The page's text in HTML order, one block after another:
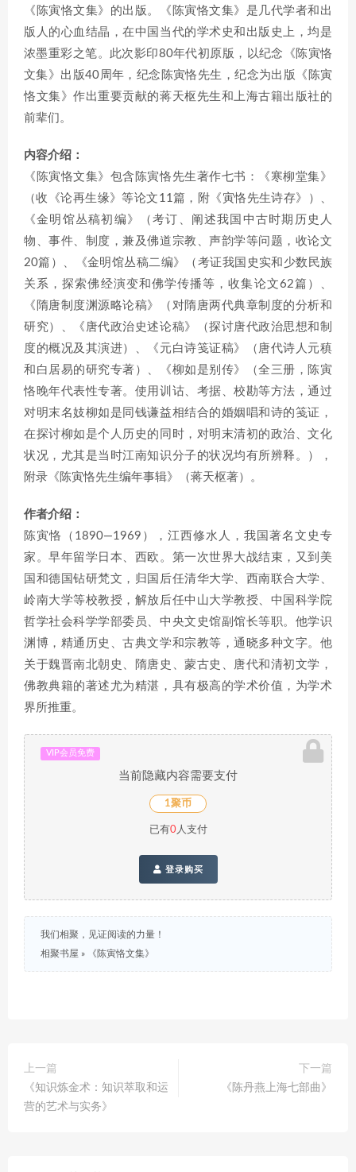
《陈寅恪文集》的出版。《陈寅恪文集》是几代学者和出
版人的心血结晶，在中国当代的学术史和出版史上，均是
浓墨重彩之笔。此次影印80年代初原版，以纪念《陈寅恪
文集》出版40周年，纪念陈寅恪先生，纪念为出版《陈寅
恪文集》作出重要贡献的蒋天枢先生和上海古籍出版社的
前辈们。
内容介绍：
《陈寅恪文集》包含陈寅恪先生著作七书：《寒柳堂集》
（收《论再生缘》等论文11篇，附《寅恪先生诗存》）、
《金明馆丛稿初编》（考订、阐述我国中古时期历史人
物、事件、制度，兼及佛道宗教、声韵学等问题，收论文
20篇）、《金明馆丛稿二编》（考证我国史实和少数民族
关系，探索佛经演变和佛学传播等，收集论文62篇）、
《隋唐制度渊源略论稿》（对隋唐两代典章制度的分析和
研究）、《唐代政治史述论稿》（探讨唐代政治思想和制
度的概况及其演进）、《元白诗笺证稿》（唐代诗人元稹
和白居易的研究专著）、《柳如是别传》（全三册，陈寅
恪晚年代表性专著。使用训诂、考据、校勘等方法，通过
对明末名妓柳如是同钱谦益相结合的婚姻唱和诗的笺证，
在探讨柳如是个人历史的同时，对明末清初的政治、文化
状况，尤其是当时江南知识分子的状况均有所辨释。），
附录《陈寅恪先生编年事辑》（蒋天枢著）。
作者介绍：
陈寅恪（1890—1969），江西修水人，我国著名文史专
家。早年留学日本、西欧。第一次世界大战结束，又到美
国和德国钻研梵文，归国后任清华大学、西南联合大学、
岭南大学等校教授，解放后任中山大学教授、中国科学院
哲学社会科学学部委员、中央文史馆副馆长等职。他学识
渊博，精通历史、古典文学和宗教等，通晓多种文字。他
关于魏晋南北朝史、隋唐史、蒙古史、唐代和清初文学，
佛教典籍的著述尤为精湛，具有极高的学术价值，为学术
界所推重。
VIP会员免费
当前隐藏内容需要支付
1聚币
已有0人支付
登录购买
我们相聚，见证阅读的力量！
相聚书屋 » 《陈寅恪文集》
上一篇
《知识炼金术：知识萃取和运
营的艺术与实务》
下一篇
《陈丹燕上海七部曲》